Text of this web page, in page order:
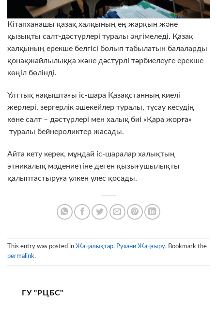
Кітапханашы қазақ халқының ең жарқын және
қызықты салт-дәстүрлері туралы әңгімеледі. Қазақ
халқының ерекше белгісі болып табылатын балаларды
қонақжайлылыққа және дәстүрлі тәрбиелеуге ерекше
көңіл бөлінді.
Ұлттық нақыштағы іс-шара Қазақстанның киелі
жерлері, зергерлік әшекейлер туралы, тұсау кесудің
көне салт – дәстүрлері мен халық биі «Қара жорға»
туралы бейнероликтер жасады.
Айта кету керек, мұндай іс-шаралар халықтың
этникалық мәдениетіне деген қызығушылықты
қалыптастыруға үлкен үлес қосады.
This entry was posted in Жаңалықтар, Рухани Жаңғыру. Bookmark the
permalink.
ГУ "РЦБС"